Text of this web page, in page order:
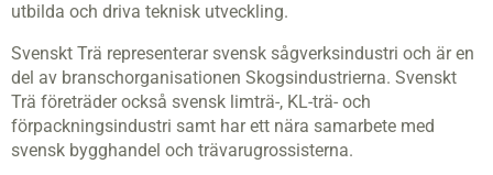
utbilda och driva teknisk utveckling.
Svenskt Trä representerar svensk sågverksindustri och är en
del av branschorganisationen Skogsindustrierna. Svenskt
Trä företräder också svensk limträ-, KL-trä- och
förpackningsindustri samt har ett nära samarbete med
svensk bygghandel och trävarugrossisterna.